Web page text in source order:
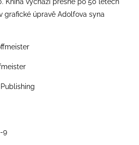
grafické úpravě Adolfova syna
9